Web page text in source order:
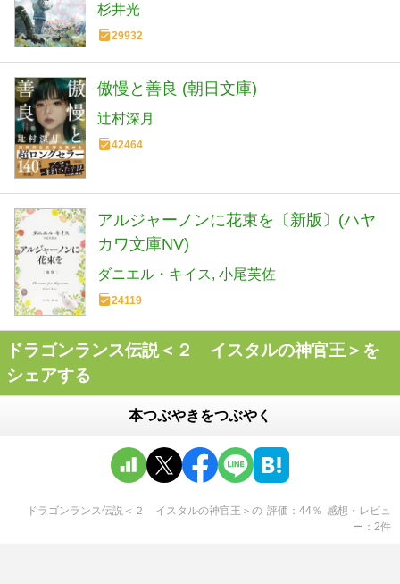
杉井光
29932
傲慢と善良 (朝日文庫)
辻村深月
42464
アルジャーノンに花束を〔新版〕(ハヤ
カワ文庫NV)
ダニエル・キイス 小尾芙佐
24119
ドラゴンランス伝説＜２ イスタルの神官王＞を
シェアする
本つぶやきをつぶやく
ドラゴンランス伝説＜２ イスタルの神官王＞ の 評価 44％ 感想・レビュ
ー
2件